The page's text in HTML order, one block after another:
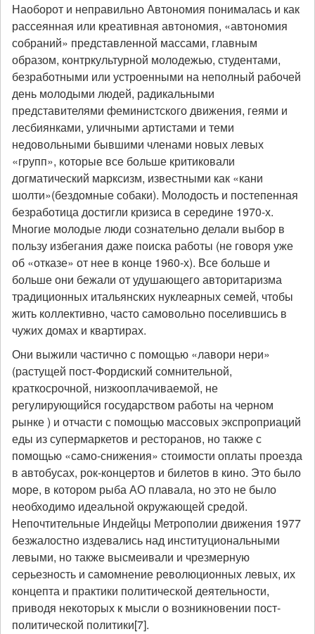
Наоборот и неправильно Автономия понималась и как
рассеянная или креативная автономия, «автономия
собраний» представленной массами, главным
образом, контркультурной молодежью, студентами,
безработными или устроенными на неполный рабочей
день молодыми людей, радикальными
представителями феминистского движения, геями и
лесбиянками, уличными артистами и теми
недовольными бывшими членами новых левых
«групп», которые все больше критиковали
догматический марксизм, известными как «кани
шолти»(бездомные собаки). Молодость и постепенная
безработица достигли кризиса в середине 1970-х.
Многие молодые люди сознательно делали выбор в
пользу избегания даже поиска работы (не говоря уже
об «отказе» от нее в конце 1960-х). Все больше и
больше они бежали от удушающего авторитаризма
традиционных итальянских нуклеарных семей, чтобы
жить коллективно, часто самовольно поселившись в
чужих домах и квартирах.
Они выжили частично с помощью «лавори нери»
(растущей пост-Фордиский сомнительной,
краткосрочной, низкооплачиваемой, не
регулирующийся государством работы на черном
рынке ) и отчасти с помощью массовых экспроприаций
еды из супермаркетов и ресторанов, но также с
помощью «само-снижения» стоимости оплаты проезда
в автобусах, рок-концертов и билетов в кино. Это было
море, в котором рыба АО плавала, но это не было
необходимо идеальной окружающей средой.
Непочтительные Индейцы Метрополии движения 1977
безжалостно издевались над институциональными
левыми, но также высмеивали и чрезмерную
серьезность и самомнение революционных левых, их
концепта и практики политической деятельности,
приводя некоторых к мысли о возникновении пост-
политической политики[7].